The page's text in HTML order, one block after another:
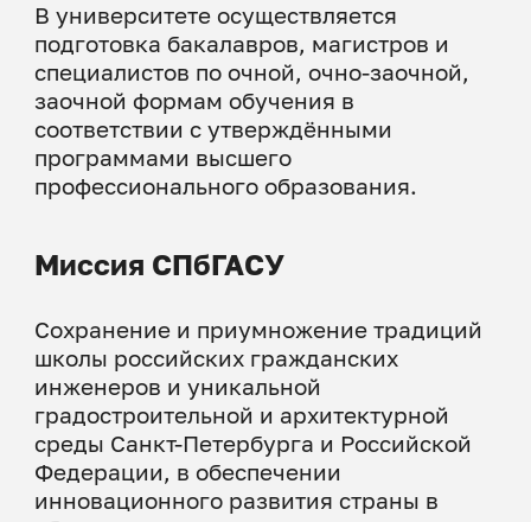
В университете осуществляется
подготовка бакалавров, магистров и
специалистов по очной, очно-заочной,
заочной формам обучения в
соответствии с утверждёнными
программами высшего
профессионального образования.
Миссия СПбГАСУ
Сохранение и приумножение традиций
школы российских гражданских
инженеров и уникальной
градостроительной и архитектурной
среды Санкт-Петербурга и Российской
Федерации, в обеспечении
инновационного развития страны в